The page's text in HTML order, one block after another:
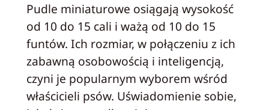
Pudle miniaturowe osiągają wysokość
od 10 do 15 cali i ważą od 10 do 15
funtów. Ich rozmiar, w połączeniu z ich
zabawną osobowością i inteligencją,
czyni je popularnym wyborem wśród
właścicieli psów. Uświadomienie sobie,